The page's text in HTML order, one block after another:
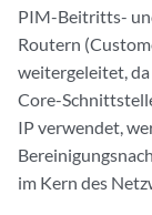
PIM-Beitritts-
Routern
weitergeleitet,
Core-
IP verwendet,
im Kern des